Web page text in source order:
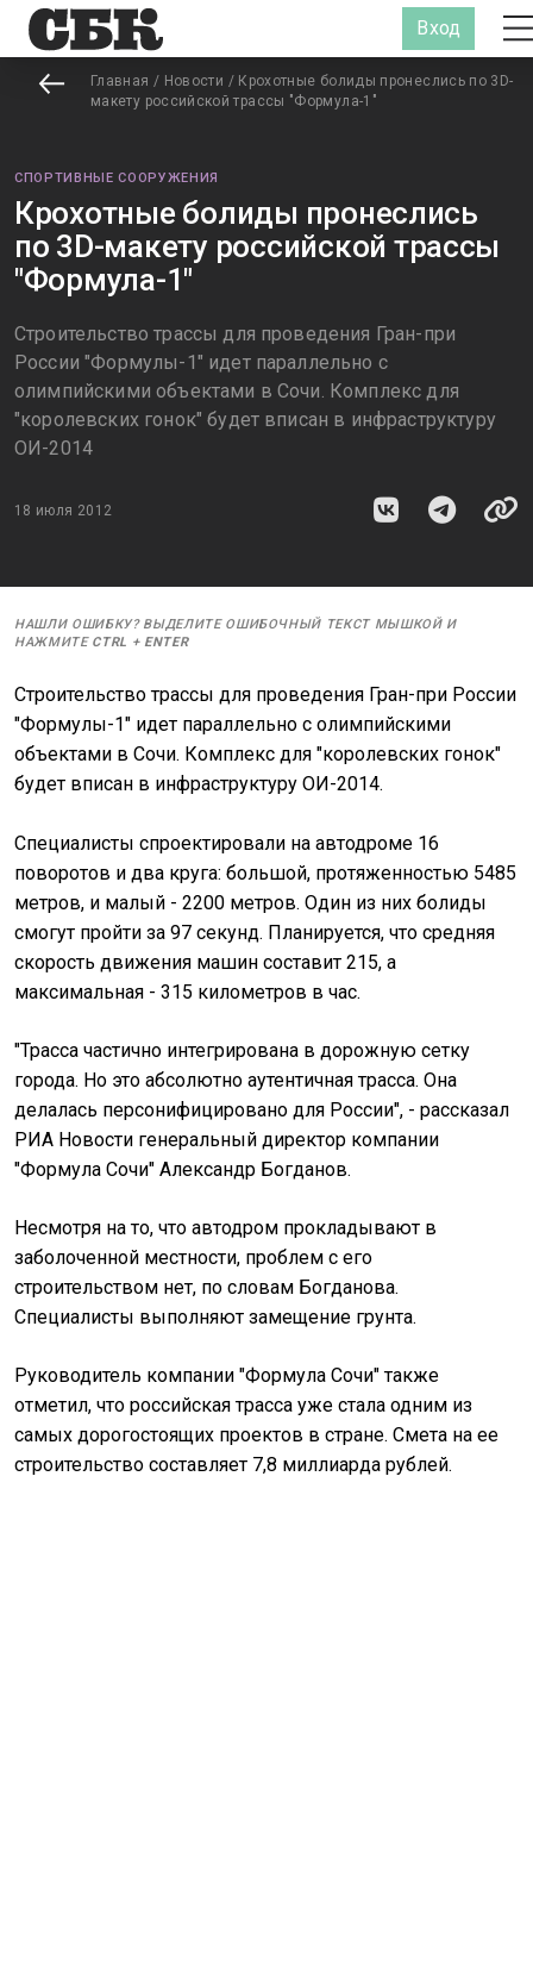
Вход
Главная / Новости / Крохотные болиды пронеслись по 3D-
макету российской трассы "Формула-1"
СПОРТИВНЫЕ СООРУЖЕНИЯ
Крохотные болиды пронеслись
по 3D-макету российской трассы
"Формула-1"
Строительство трассы для проведения Гран-при
России "Формулы-1" идет параллельно с
олимпийскими объектами в Сочи. Комплекс для
"королевских гонок" будет вписан в инфраструктуру
ОИ-2014
18 июля 2012
НАШЛИ ОШИБКУ? ВЫДЕЛИТЕ ОШИБОЧНЫЙ ТЕКСТ МЫШКОЙ И
НАЖМИТЕ CTRL + ENTER
Строительство трассы для проведения Гран-при России
"Формулы-1" идет параллельно с олимпийскими
объектами в Сочи. Комплекс для "королевских гонок"
будет вписан в инфраструктуру ОИ-2014.
Специалисты спроектировали на автодроме 16
поворотов и два круга: большой, протяженностью 5485
метров, и малый - 2200 метров. Один из них болиды
смогут пройти за 97 секунд. Планируется, что средняя
скорость движения машин составит 215, а
максимальная - 315 километров в час.
"Трасса частично интегрирована в дорожную сетку
города. Но это абсолютно аутентичная трасса. Она
делалась персонифицировано для России", - рассказал
РИА Новости генеральный директор компании
"Формула Сочи" Александр Богданов.
Несмотря на то, что автодром прокладывают в
заболоченной местности, проблем с его
строительством нет, по словам Богданова.
Специалисты выполняют замещение грунта.
Руководитель компании "Формула Сочи" также
отметил, что российская трасса уже стала одним из
самых дорогостоящих проектов в стране. Смета на ее
строительство составляет 7,8 миллиарда рублей.